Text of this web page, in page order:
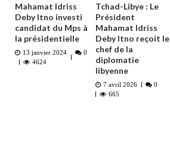
Mahamat Idriss
Deby Itno investi
candidat du Mps à
la présidentielle
13 janvier 2024
0
4624
Tchad-Libye : Le
Président
Mahamat Idriss
Deby Itno reçoit le
chef de la
diplomatie
libyenne
7 avril 2026
0
665